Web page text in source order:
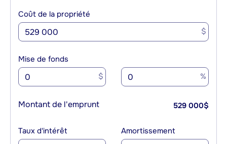
Coût de la propriété
$
Mise de fonds
$ %
Montant de l'emprunt 529 000$
Taux d'intérêt Amortissement